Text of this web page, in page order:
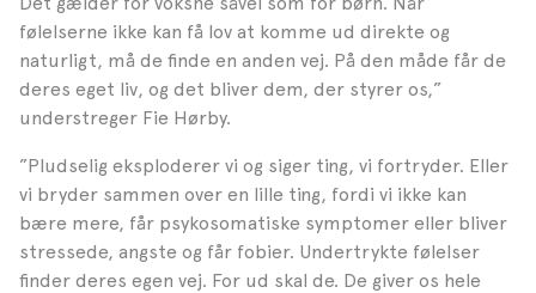
følelserne ikke kan få lov at komme ud direkte og
naturligt, må de finde en anden vej. På den måde får de
deres eget liv, og det bliver dem, der styrer os,”
understreger Fie Hørby.
”Pludselig eksploderer vi og siger ting, vi fortryder. Eller
vi bryder sammen over en lille ting, fordi vi ikke kan
bære mere, får psykosomatiske symptomer eller bliver
stressede, angste og får fobier. Undertrykte følelser
finder deres egen vej. For ud skal de. De giver os hele